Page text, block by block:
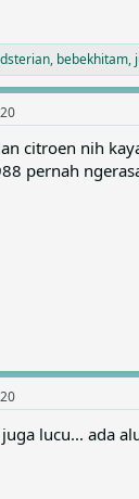
, bebekhitam,
citroen nih
pernah
lucu... ada